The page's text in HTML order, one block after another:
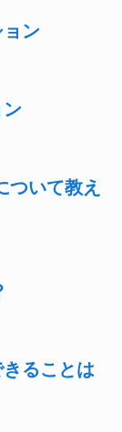
ン
いて教え
ることは